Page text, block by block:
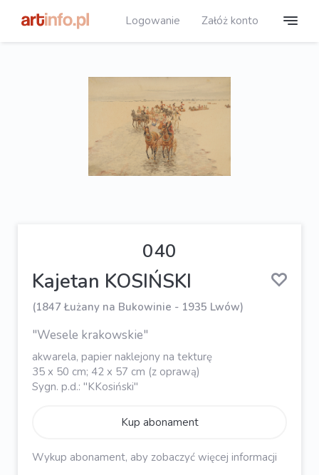
Logowanie Załóż konto
040
Kajetan KOSIŃSKI
(1847 Łużany na Bukowinie - 1935 Lwów)
"Wesele krakowskie"
akwarela, papier naklejony na tekturę
35 x 50 cm; 42 x 57 cm (z oprawą)
Sygn. p.d.: "KKosiński"
Kup abonament
Wykup abonament, aby zobaczyć więcej informacji